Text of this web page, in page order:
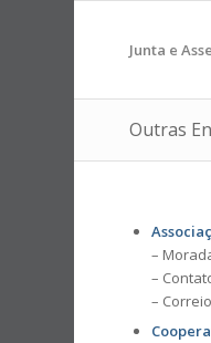
Junta e
Outras
–
–
–